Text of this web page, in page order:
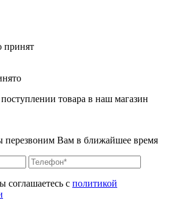
принят
товара в наш магазин
перезвоним Вам в ближайшее время
соглашаетесь с политикой